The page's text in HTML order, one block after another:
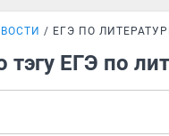
ЕГЭ ПО
тэгу ЕГЭ по